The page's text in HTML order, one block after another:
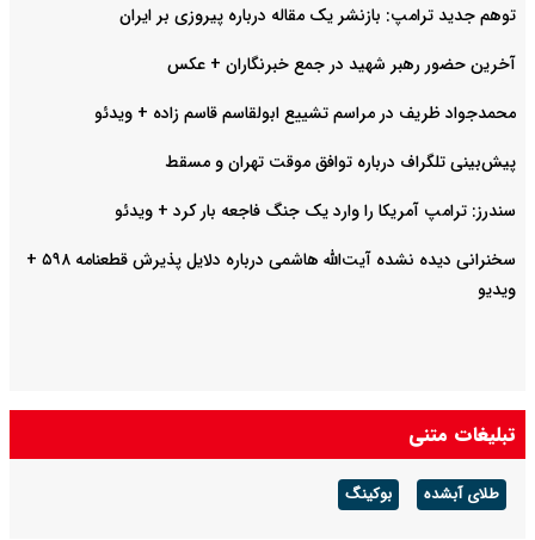
توهم جدید ترامپ: بازنشر یک مقاله درباره پیروزی بر ایران
آخرین حضور رهبر شهید در جمع خبرنگاران + عکس
محمدجواد ظریف در مراسم تشییع ابولقاسم قاسم زاده + ویدئو
پیش‌بینی تلگراف درباره توافق موقت تهران و مسقط
سندرز: ترامپ آمریکا را وارد یک جنگ فاجعه بار کرد + ویدئو
سخنرانی دیده نشده آیت‌الله هاشمی درباره دلایل پذیرش قطعنامه ۵۹۸ +
ویدیو
تبلیغات متنی
طلای آبشده بوکینگ